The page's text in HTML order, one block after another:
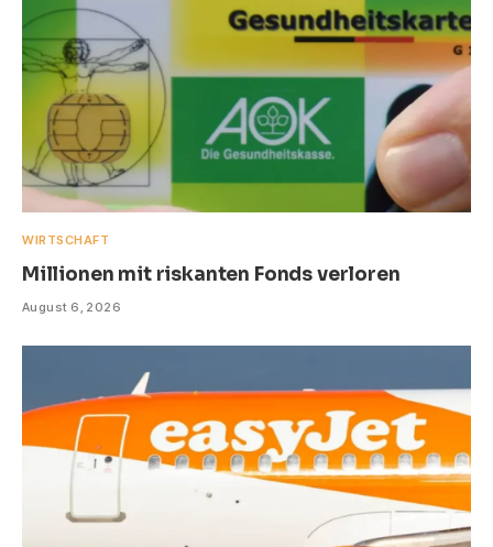
WIRTSCHAFT
Millionen mit riskanten Fonds verloren
August 6, 2026